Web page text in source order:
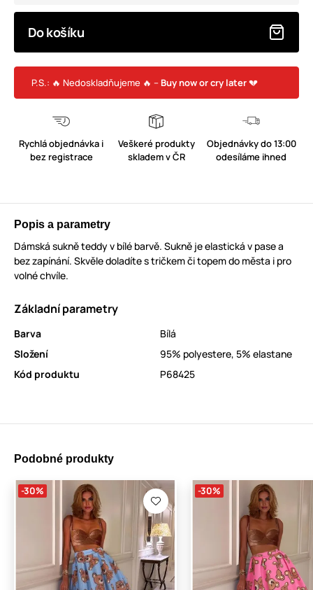
Do košíku
P.S.: 🔥 Nedoskladňujeme 🔥 – Buy now or cry later💔
Rychlá objednávka i
bez registrace
Veškeré produkty
skladem v ČR
Objednávky do 13:00
odesíláme ihned
Popis a parametry
Dámská sukně teddy v bílé barvě. Sukně je elastická v pase a
bez zapínání. Skvěle doladíte s tričkem či topem do města i pro
volné chvíle.
Základní parametry
Barva
Bílá
Složení
95% polyestere, 5% elastane
Kód produktu
P68425
Podobné produkty
-30% -30%